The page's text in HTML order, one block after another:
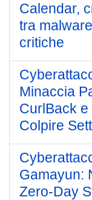
Calendar,
tra
critiche
Minaccia
CurlBack
Colpire
Gamayun:
Zero-Day